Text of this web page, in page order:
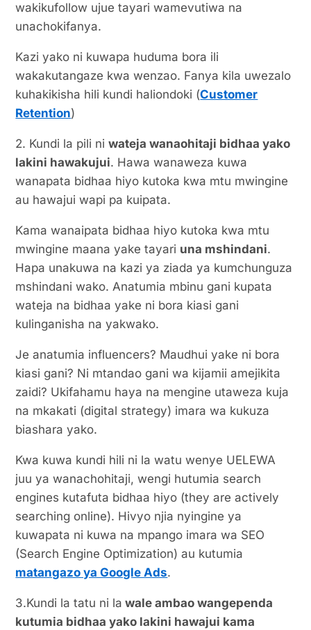
wakikufollow ujue tayari wamevutiwa na
unachokifanya.
Kazi yako ni kuwapa huduma bora ili
wakakutangaze kwa wenzao. Fanya kila uwezalo
kuhakikisha hili kundi haliondoki (Customer
Retention)
2. Kundi la pili niwateja wanaohitaji bidhaa yako
lakini hawakujui. Hawa wanaweza kuwa
wanapata bidhaa hiyo kutoka kwa mtu mwingine
au hawajui wapi pa kuipata.
Kama wanaipata bidhaa hiyo kutoka kwa mtu
mwingine maana yake tayari una mshindani.
Hapa unakuwa na kazi ya ziada ya kumchunguza
mshindani wako. Anatumia mbinu gani kupata
wateja na bidhaa yake ni bora kiasi gani
kulinganisha na yakwako.
Je anatumia influencers? Maudhui yake ni bora
kiasi gani? Ni mtandao gani wa kijamii amejikita
zaidi? Ukifahamu haya na mengine utaweza kuja
na mkakati (digital strategy) imara wa kukuza
biashara yako.
Kwa kuwa kundi hili ni la watu wenye UELEWA
juu ya wanachohitaji, wengi hutumia search
engines kutafuta bidhaa hiyo (they are actively
searching online). Hivyo njia nyingine ya
kuwapata ni kuwa na mpango imara wa SEO
(Search Engine Optimization) au kutumia
matangazo ya Google Ads.
3.Kundi la tatu ni la wale ambao wangependa
kutumia bidhaa yako lakini hawajui kama